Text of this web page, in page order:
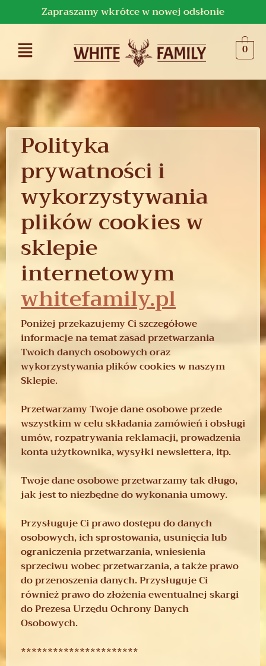
Zapraszamy wkrótce w nowej odsłonie
0
Polityka
prywatności i
wykorzystywania
plików cookies w
sklepie
internetowym
whitefamily.pl
Poniżej przekazujemy Ci szczegółowe
informacje na temat zasad przetwarzania
Twoich danych osobowych oraz
wykorzystywania plików cookies w naszym
Sklepie.
Przetwarzamy Twoje dane osobowe przede
wszystkim w celu składania zamówień i obsługi
umów, rozpatrywania reklamacji, prowadzenia
konta użytkownika, wysyłki newslettera, itp.
Twoje dane osobowe przetwarzamy tak długo,
jak jest to niezbędne do wykonania umowy.
Przysługuje Ci prawo dostępu do danych
osobowych, ich sprostowania, usunięcia lub
ograniczenia przetwarzania, wniesienia
sprzeciwu wobec przetwarzania, a także prawo
do przenoszenia danych. Przysługuje Ci
również prawo do złożenia ewentualnej skargi
do Prezesa Urzędu Ochrony Danych
Osobowych.
**********************